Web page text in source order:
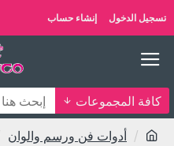
تسجيل الدخول إنشاء حساب
كافة المجموعات
أدوات فن ورسم والوان